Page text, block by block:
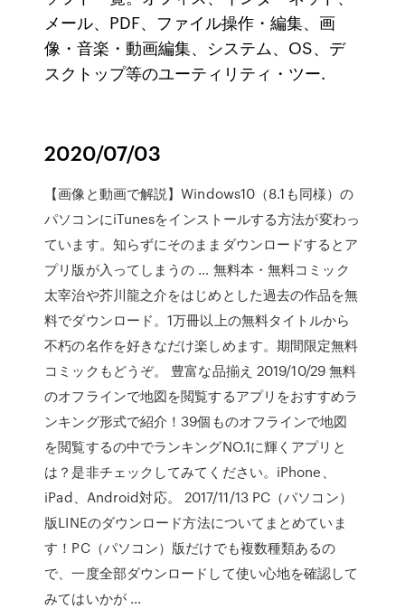
メール、PDF、ファイル操作・編集、画
像・音楽・動画編集、システム、OS、デ
スクトップ等のユーティリティ・ツー.
2020/07/03
【画像と動画で解説】Windows10（8.1も同様）の
パソコンにiTunesをインストールする方法が変わっ
ています。知らずにそのままダウンロードするとア
プリ版が入ってしまうの … 無料本・無料コミック
太宰治や芥川龍之介をはじめとした過去の作品を無
料でダウンロード。1万冊以上の無料タイトルから
不朽の名作を好きなだけ楽しめます。期間限定無料
コミックもどうぞ。 豊富な品揃え 2019/10/29 無料
のオフラインで地図を閲覧するアプリをおすすめラ
ンキング形式で紹介！39個ものオフラインで地図
を閲覧するの中でランキングNO.1に輝くアプリと
は？是非チェックしてみてください。iPhone、
iPad、Android対応。 2017/11/13 PC（パソコン）
版LINEのダウンロード方法についてまとめていま
す！PC（パソコン）版だけでも複数種類あるの
で、一度全部ダウンロードして使い心地を確認して
みてはいかが …